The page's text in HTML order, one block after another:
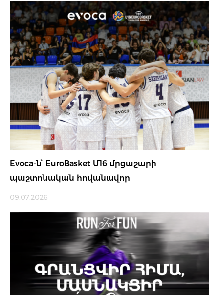
Evoca-ն՝ EuroBasket Մ16 մրցաշարի
պաշտոնական հովանավոր
09.07.2026